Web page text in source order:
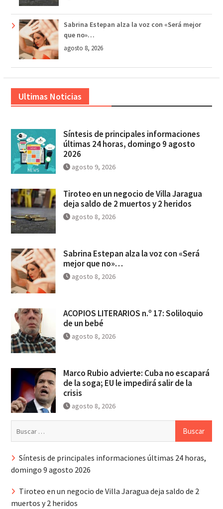
Sabrina Estepan alza la voz con «Será mejor
que no»…
agosto 8, 2026
Ultimas Noticias
Síntesis de principales informaciones
últimas 24 horas, domingo 9 agosto
2026
agosto 9, 2026
Tiroteo en un negocio de Villa Jaragua
deja saldo de 2 muertos y 2 heridos
agosto 8, 2026
Sabrina Estepan alza la voz con «Será
mejor que no»…
agosto 8, 2026
ACOPIOS LITERARIOS n.º 17: Soliloquio
de un bebé
agosto 8, 2026
Marco Rubio advierte: Cuba no escapará
de la soga; EU le impedirá salir de la
crisis
agosto 8, 2026
Síntesis de principales informaciones últimas 24 horas,
domingo 9 agosto 2026
Tiroteo en un negocio de Villa Jaragua deja saldo de 2
muertos y 2 heridos